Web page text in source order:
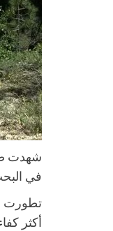
شهدت
في
تطورت
أكثر